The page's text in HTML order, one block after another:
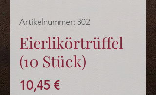
Artikelnummer: 302
Eierlikörtrüffel
(10 Stück)
10,45 €Preis